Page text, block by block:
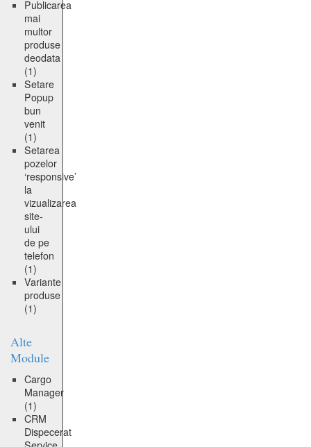
Publicarea
mai
multor
produse
deodata
(1)
Setare
Popup
bun
venit
(1)
Setarea
pozelor
‘responsive’
la
vizualizarea
site-
ului
de pe
telefon
(1)
Variante
produse
(1)
Alte
Module
Cargo
Manager
(1)
CRM
Dispecerat